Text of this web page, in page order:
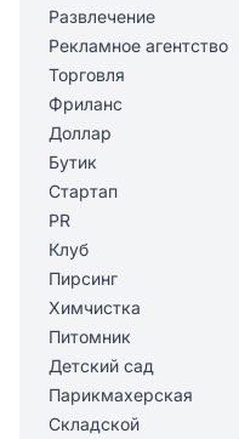
Развлечение
Рекламное агентство
Торговля
Фриланс
Доллар
Бутик
Стартап
PR
Клуб
Пирсинг
Химчистка
Питомник
Детский сад
Парикмахерская
Складской